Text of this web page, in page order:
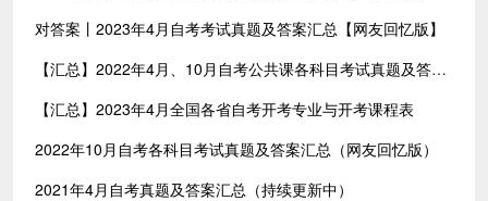
对答案丨2023年4月自考考试真题及答案汇总【网友回忆版】
【汇总】2022年4月、10月自考公共课各科目考试真题及答案汇总（共含24科目）
【汇总】2023年4月全国各省自考开考专业与开考课程表
2022年10月自考各科目考试真题及答案汇总（网友回忆版）
2021年4月自考真题及答案汇总（持续更新中）